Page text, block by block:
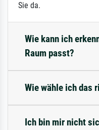
Sie da.
Wie kann ich
Raum passt?
Wie wähle ich das
Ich bin mir nicht